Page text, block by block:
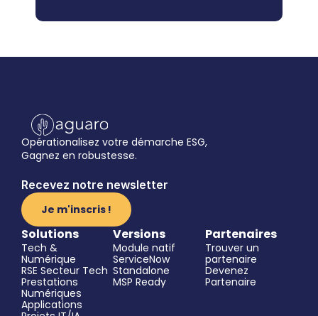
Opérationalisez votre démarche ESG,
Gagnez en robustesse.
Recevez notre newsletter
Je m'inscris !
Solutions
Tech &
Numérique
RSE Secteur Tech
Prestations
Numériques
Applications
Versions
Module natif
ServiceNow
Standalone
MSP Ready
Partenaires
Trouver un
partenaire
Devenez
Partenaire